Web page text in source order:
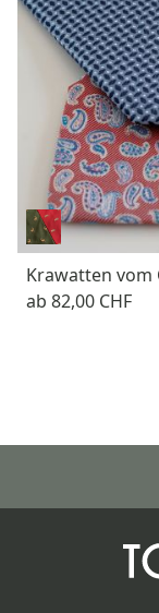
Krawatten vom
ab 82,00 CHF